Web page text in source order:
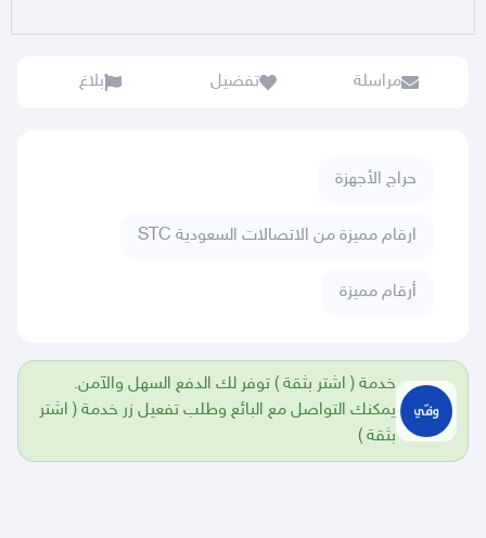
مراسلة تفضيل بلاغ
حراج الأجهزة
ارقام مميزة من الاتصالات السعودية STC
أرقام مميزة
خدمة ( اشتر بثقة ) توفر لك الدفع السهل والآمن.
يمكنك التواصل مع البائع وطلب تفعيل زر خدمة ( اشتر
بثقة )